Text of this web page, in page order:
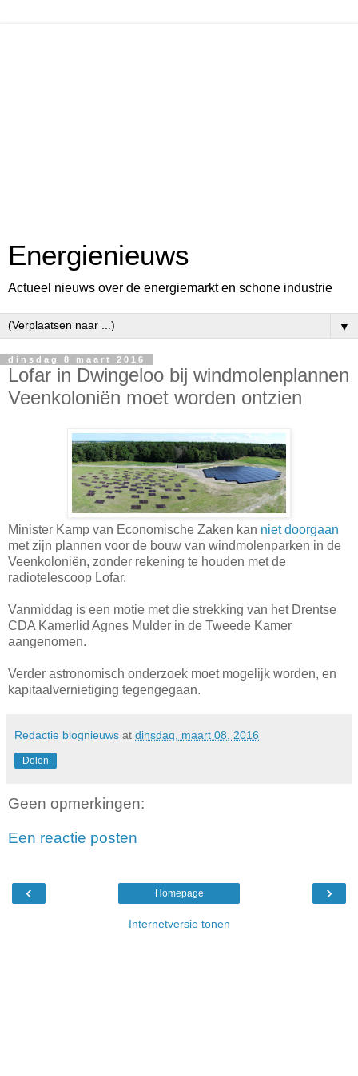
Energienieuws
Actueel nieuws over de energiemarkt en schone industrie
▼
dinsdag 8 maart 2016
Lofar in Dwingeloo bij windmolenplannen
Veenkoloniën moet worden ontzien
Minister Kamp van Economische Zaken kan niet doorgaan
met zijn plannen voor de bouw van windmolenparken in de
Veenkoloniën, zonder rekening te houden met de
radiotelescoop Lofar.
Vanmiddag is een motie met die strekking van het Drentse
CDA Kamerlid Agnes Mulder in de Tweede Kamer
aangenomen.
Verder astronomisch onderzoek moet mogelijk worden, en
kapitaalvernietiging tegengegaan.
Redactie blognieuws at dinsdag, maart 08, 2016
Delen
Geen opmerkingen:
Een reactie posten
‹ ›
Homepage
Internetversie tonen